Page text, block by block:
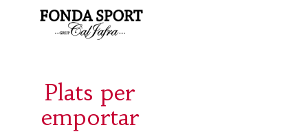
Plats per
emportar